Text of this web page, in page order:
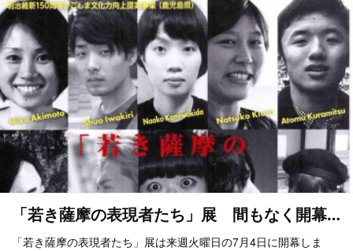
「若き薩摩の表現者たち」展 間もなく開幕…
「若き薩摩の表現者たち」展は来週火曜日の7月4日に開幕しま